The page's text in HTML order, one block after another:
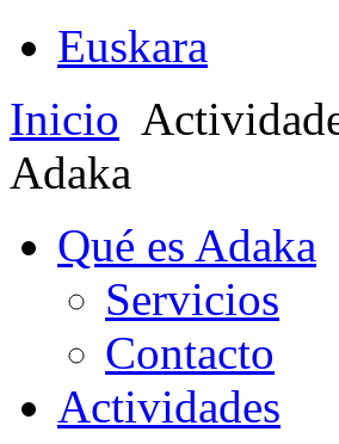
Euskara
Inicio
Adaka
Qué es Adaka
Servicios
Contacto
Actividades